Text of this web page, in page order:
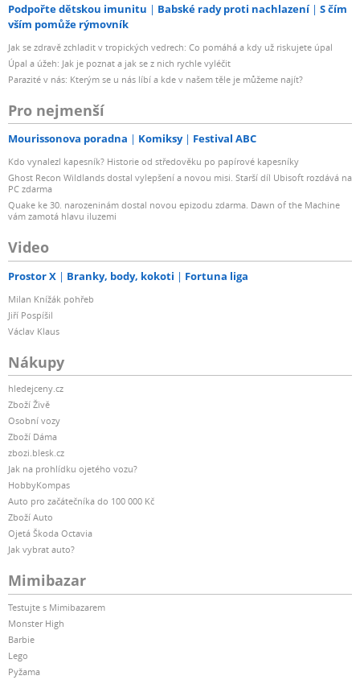
Podpořte dětskou imunitu Babské rady proti nachlazení
S čím
vším pomůže rýmovník
Jak se zdravě zchladit v tropických vedrech: Co pomáhá a kdy už riskujete úpal
Úpal a úžeh: Jak je poznat a jak se z nich rychle vyléčit
Parazité v nás: Kterým se u nás líbí a kde v našem těle je můžeme najít?
Pro nejmenší
Mourissonova poradna Komiksy Festival ABC
Kdo vynalezl kapesník? Historie od středověku po papírové kapesníky
Ghost Recon Wildlands dostal vylepšení a novou misi. Starší díl Ubisoft rozdává na
PC zdarma
Quake ke 30. narozeninám dostal novou epizodu zdarma. Dawn of the Machine
vám zamotá hlavu iluzemi
Video
Prostor X Branky, body, kokoti Fortuna liga
Milan Knížák pohřeb
Jiří Pospíšil
Václav Klaus
Nákupy
hledejceny.cz
Zboží Živě
Osobní vozy
Zboží Dáma
zbozi.blesk.cz
Jak na prohlídku ojetého vozu?
HobbyKompas
Auto pro začátečníka do 100 000 Kč
Zboží Auto
Ojetá Škoda Octavia
Jak vybrat auto?
Mimibazar
Testujte s Mimibazarem
Monster High
Barbie
Lego
Pyžama